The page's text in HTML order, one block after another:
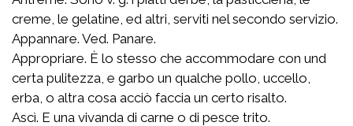
creme, le gelatine, ed altri, serviti nel secondo servizio.
Appannare. Ved. Panare.
Appropriare. È lo stesso che accommodare con und
certa pulitezza, e garbo un qualche pollo, uccello,
erba, o altra cosa acciò faccia un certo risalto.
Ascì. E una vivanda di carne o di pesce trito.